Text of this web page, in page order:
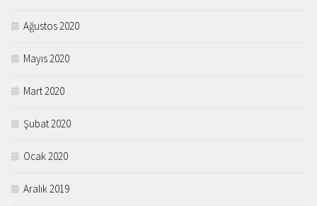
Ağustos 2020
Mayıs 2020
Mart 2020
Şubat 2020
Ocak 2020
Aralık 2019